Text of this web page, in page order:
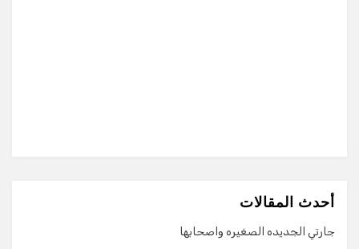
أحدث المقالات
جارتي الجديده الصغيره واصحابها